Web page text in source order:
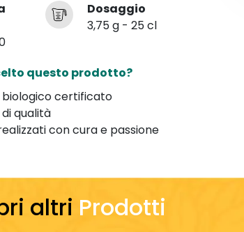
Dosaggio
3,75 g - 25 cl
questo prodotto?
certificato
qualità
con cura e passione
altri Prodotti